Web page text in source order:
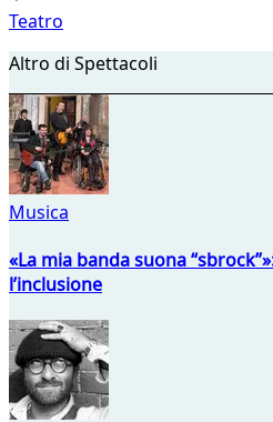
Teatro
Altro di Spettacoli
Musica
«La mia banda suona
l’inclusione